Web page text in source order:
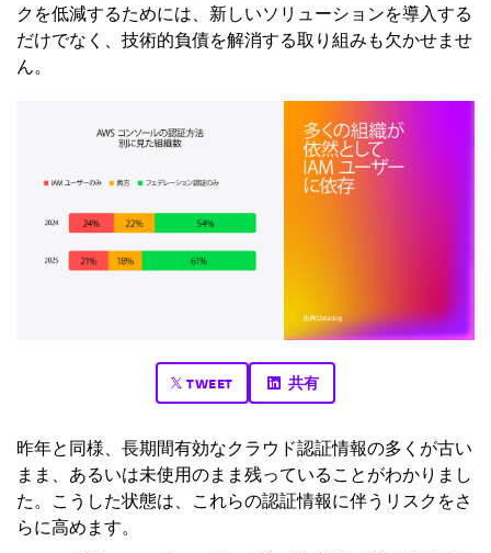
クを低減するためには、新しいソリューションを導入する
だけでなく、技術的負債を解消する取り組みも欠かせませ
ん。
TWEET 共有
昨年と同様、長期間有効なクラウド認証情報の多くが古い
まま、あるいは未使用のまま残っていることがわかりまし
た。こうした状態は、これらの認証情報に伴うリスクをさ
らに高めます。